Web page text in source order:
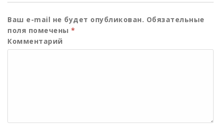
Ваш e-mail не будет опубликован. Обязательные
поля помечены *
Комментарий